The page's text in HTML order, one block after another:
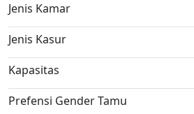
Jenis Kamar
Jenis Kasur
Kapasitas
Prefensi Gender Tamu